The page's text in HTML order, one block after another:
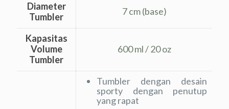
Diameter
Tumbler
7 cm (base)
Kapasitas
Volume
Tumbler
600 ml / 20 oz
Tumbler dengan desain
sporty dengan penutup
yang rapat